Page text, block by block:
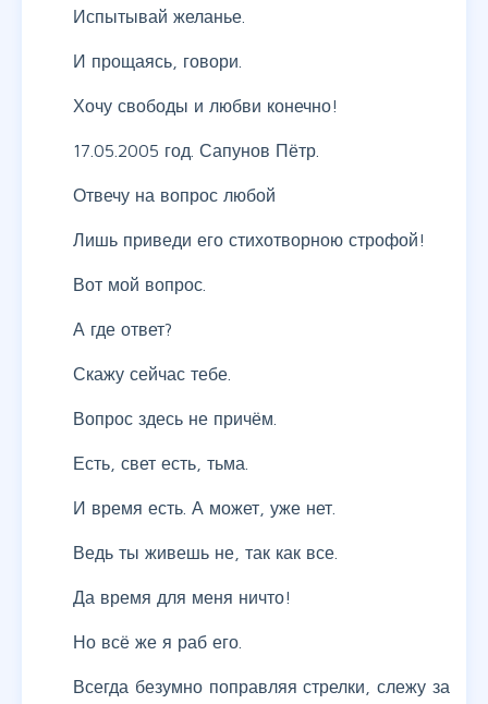
Испытывай желанье.
И прощаясь, говори.
Хочу свободы и любви конечно!
17.05.2005 год. Сапунов Пётр.
Отвечу на вопрос любой
Лишь приведи его стихотворною строфой!
Вот мой вопрос.
А где ответ?
Скажу сейчас тебе.
Вопрос здесь не причём.
Есть, свет есть, тьма.
И время есть. А может, уже нет.
Ведь ты живешь не, так как все.
Да время для меня ничто!
Но всё же я раб его.
Всегда безумно поправляя стрелки, слежу за